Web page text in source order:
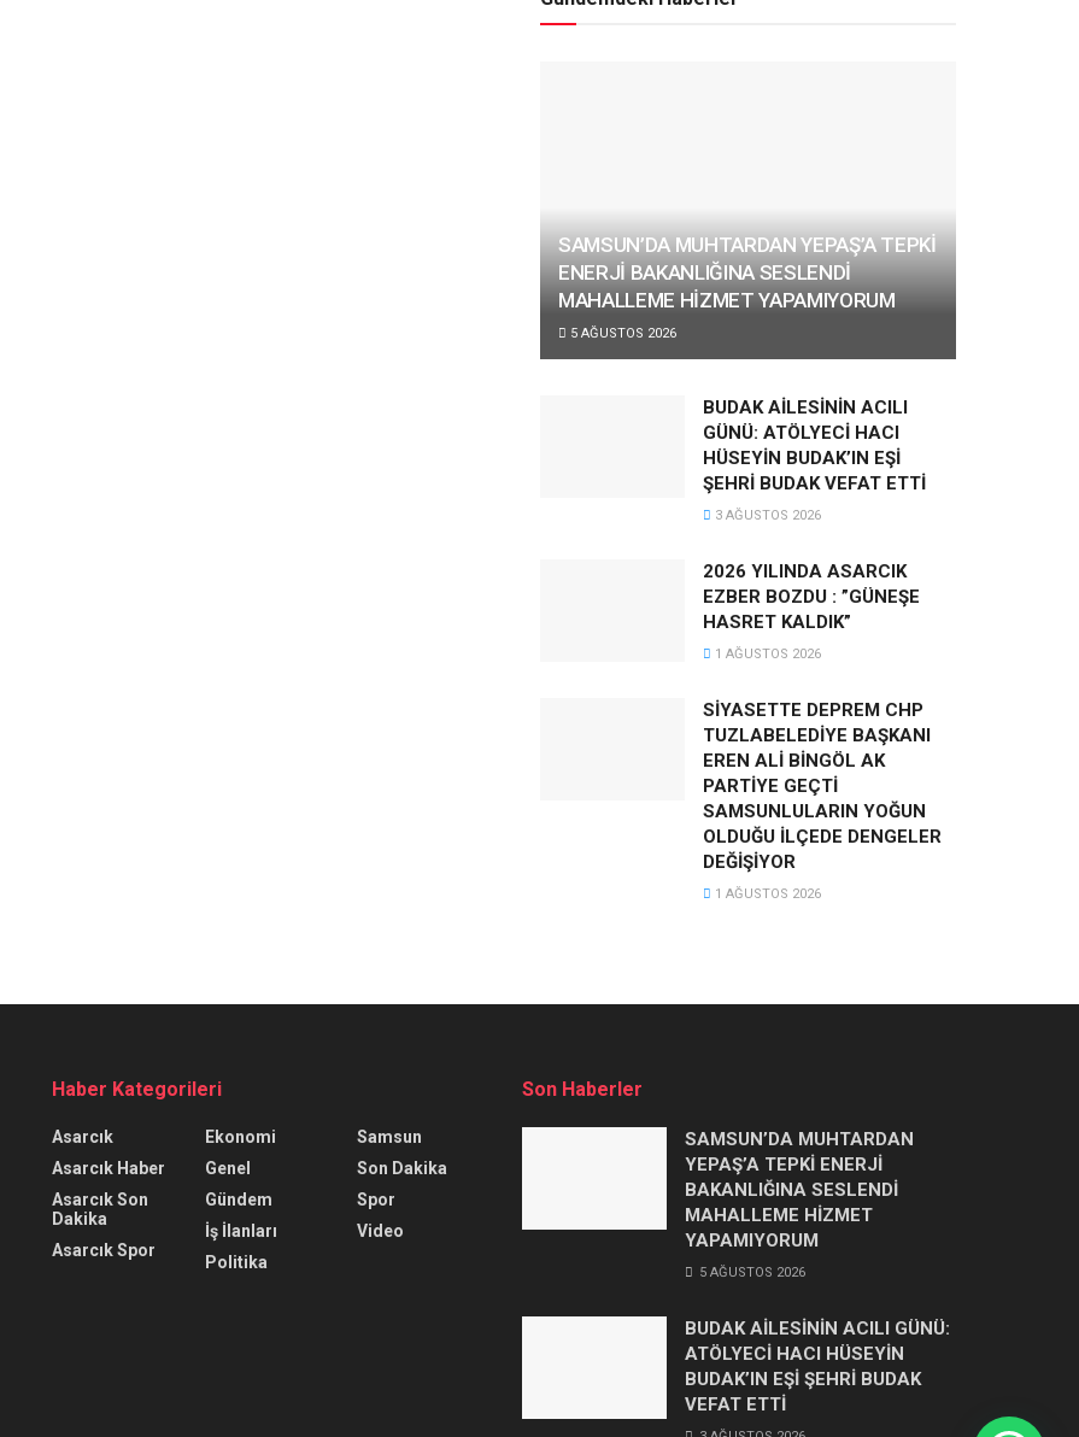
SAMSUN’DA MUHTARDAN YEPAŞ’A TEPKİ
ENERJİ BAKANLIĞINA SESLENDİ
MAHALLEME HİZMET YAPAMIYORUM
5 AĞUSTOS 2026
BUDAK AİLESİNİN ACILI
GÜNÜ: ATÖLYECİ HACI
HÜSEYİN BUDAK’IN EŞİ
ŞEHRİ BUDAK VEFAT ETTİ
3 AĞUSTOS 2026
2026 YILINDA ASARCIK
EZBER BOZDU : ”GÜNEŞE
HASRET KALDIK”
1 AĞUSTOS 2026
SİYASETTE DEPREM CHP
TUZLABELEDİYE BAŞKANI
EREN ALİ BİNGÖL AK
PARTİYE GEÇTİ
SAMSUNLULARIN YOĞUN
OLDUĞU İLÇEDE DENGELER
DEĞİŞİYOR
1 AĞUSTOS 2026
Haber Kategorileri
Asarcık
Asarcık Haber
Asarcık Son
Dakika
Asarcık Spor
Ekonomi
Genel
Gündem
İş İlanları
Politika
Samsun
Son Dakika
Spor
Video
Son Haberler
SAMSUN’DA MUHTARDAN
YEPAŞ’A TEPKİ ENERJİ
BAKANLIĞINA SESLENDİ
MAHALLEME HİZMET
YAPAMIYORUM
5 AĞUSTOS 2026
BUDAK AİLESİNİN ACILI GÜNÜ:
ATÖLYECİ HACI HÜSEYİN
BUDAK’IN EŞİ ŞEHRİ BUDAK
VEFAT ETTİ